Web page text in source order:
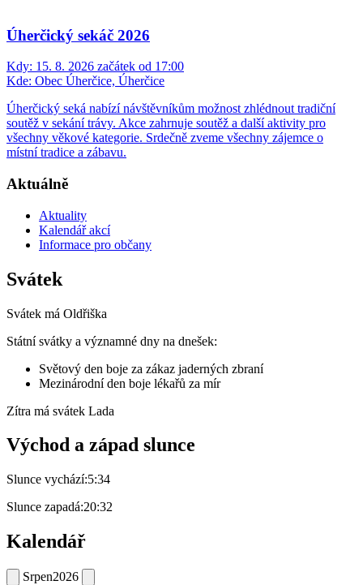
Úherčický sekáč 2026
Kdy: 15. 8. 2026 začátek od 17:00
Kde: Obec Úherčice, Úherčice
Úherčický seká nabízí návštěvníkům možnost zhlédnout tradiční
soutěž v sekání trávy. Akce zahrnuje soutěž a další aktivity pro
všechny věkové kategorie. Srdečně zveme všechny zájemce o
místní tradice a zábavu.
Aktuálně
Aktuality
Kalendář akcí
Informace pro občany
Svátek
Svátek má Oldřiška
Státní svátky a významné dny na dnešek:
Světový den boje za zákaz jaderných zbraní
Mezinárodní den boje lékařů za mír
Zítra má svátek Lada
Východ a západ slunce
Slunce vychází:5:34
Slunce zapadá:20:32
Kalendář
Srpen2026